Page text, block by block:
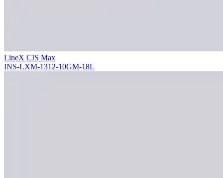
LineX CIS Max
INS-LXM-1312-10GM-18L